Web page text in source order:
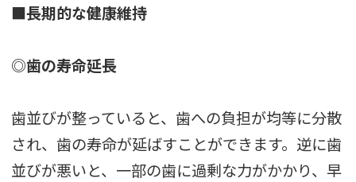
■長期的な健康維持
◎歯の寿命延長
歯並びが整っていると、歯への負担が均等に分散
され、歯の寿命が延ばすことができます。逆に歯
並びが悪いと、一部の歯に過剰な力がかかり、早